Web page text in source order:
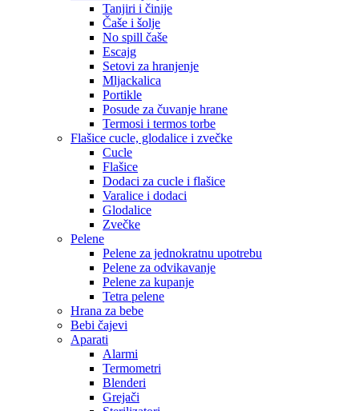
Tanjiri i činije
Čaše i šolje
No spill čaše
Escajg
Setovi za hranjenje
Mljackalica
Portikle
Posude za čuvanje hrane
Termosi i termos torbe
Flašice cucle, glodalice i zvečke
Cucle
Flašice
Dodaci za cucle i flašice
Varalice i dodaci
Glodalice
Zvečke
Pelene
Pelene za jednokratnu upotrebu
Pelene za odvikavanje
Pelene za kupanje
Tetra pelene
Hrana za bebe
Bebi čajevi
Aparati
Alarmi
Termometri
Blenderi
Grejači